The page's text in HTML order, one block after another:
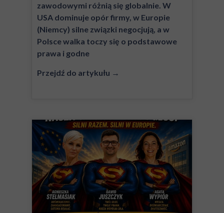
zawodowymi różnią się globalnie. W
USA dominuje opór firmy, w Europie
(Niemcy) silne związki negocjują, a w
Polsce walka toczy się o podstawowe
prawa i godne
Przejdź do artykułu →